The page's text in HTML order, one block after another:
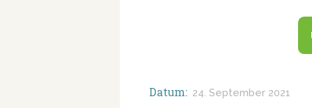
Datum: 24. September 2021